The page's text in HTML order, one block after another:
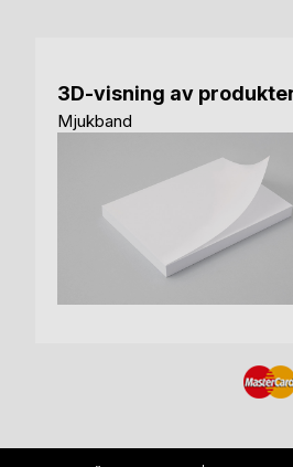
3D-visning av
Mjukband